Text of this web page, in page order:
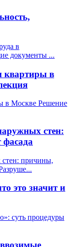
в
документы ...
квартиры в
в Москве Решение
стен:
фасада
причины,
...
это значит и
суть процедуры